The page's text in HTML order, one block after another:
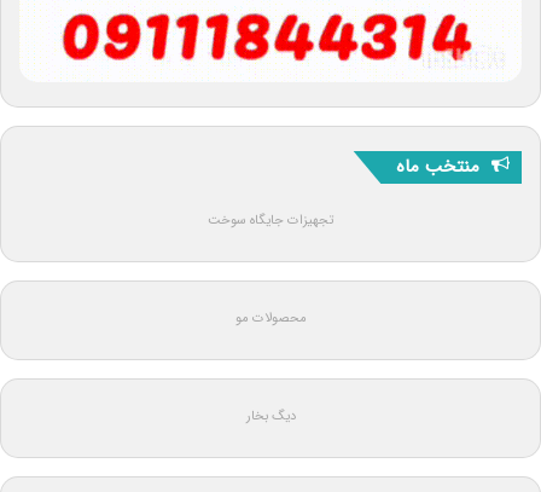
منتخب ماه
تجهیزات جایگاه سوخت
محصولات مو
دیگ بخار